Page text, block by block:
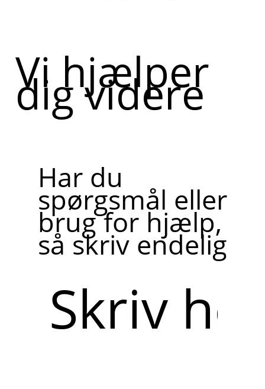
Vi hjælper
dig videre
Har du
spørgsmål eller
brug for hjælp,
så skriv endelig
her